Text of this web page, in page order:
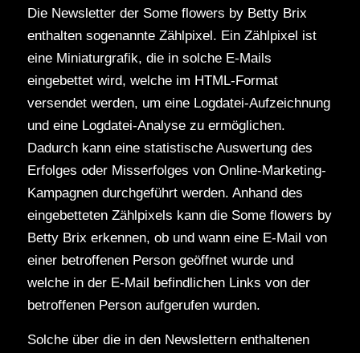
Die Newsletter der Some flowers by Betty Brix
enthalten sogenannte Zählpixel. Ein Zählpixel ist
eine Miniaturgrafik, die in solche E-Mails
eingebettet wird, welche im HTML-Format
versendet werden, um eine Logdatei-Aufzeichnung
und eine Logdatei-Analyse zu ermöglichen.
Dadurch kann eine statistische Auswertung des
Erfolges oder Misserfolges von Online-Marketing-
Kampagnen durchgeführt werden. Anhand des
eingebetteten Zählpixels kann die Some flowers by
Betty Brix erkennen, ob und wann eine E-Mail von
einer betroffenen Person geöffnet wurde und
welche in der E-Mail befindlichen Links von der
betroffenen Person aufgerufen wurden.
Solche über die in den Newslettern enthaltenen